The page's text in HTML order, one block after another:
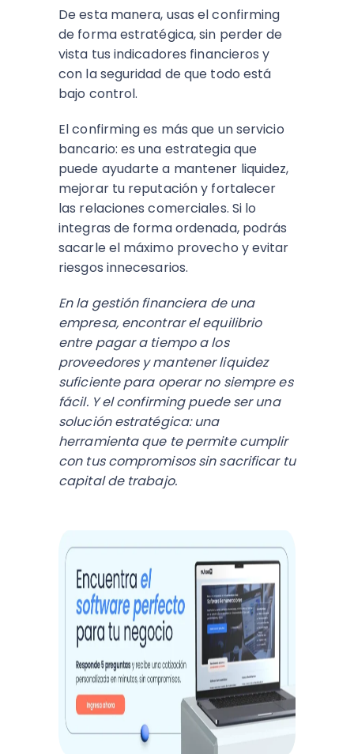
De esta manera, usas el confirming
de forma estratégica, sin perder de
vista tus indicadores financieros y
con la seguridad de que todo está
bajo control.
El confirming es más que un servicio
bancario: es una estrategia que
puede ayudarte a mantener liquidez,
mejorar tu reputación y fortalecer
las relaciones comerciales. Si lo
integras de forma ordenada, podrás
sacarle el máximo provecho y evitar
riesgos innecesarios.
En la gestión financiera de una
empresa, encontrar el equilibrio
entre pagar a tiempo a los
proveedores y mantener liquidez
suficiente para operar no siempre es
fácil. Y el confirming puede ser una
solución estratégica: una
herramienta que te permite cumplir
con tus compromisos sin sacrificar tu
capital de trabajo.